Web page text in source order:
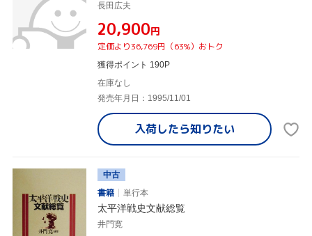
長田広夫
¥20,900円
定価より36,769円（63%）おトク
獲得ポイント 190P
在庫なし
発売年月日：1995/11/01
入荷したら知りたい
中古
書籍
単行本
太平洋戦史文献総覧
井門寛